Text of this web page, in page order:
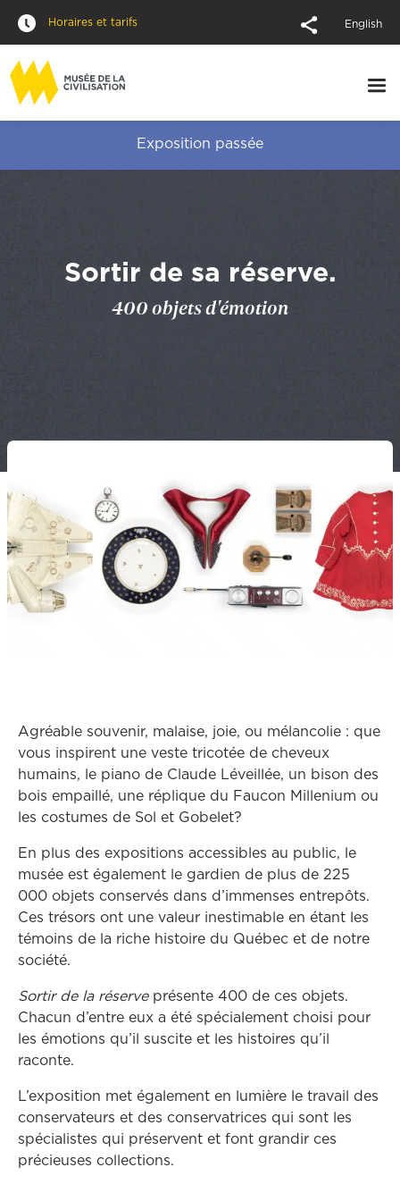
Horaires et tarifs English
Exposition passée
Sortir de sa réserve.
400 objets d'émotion
Agréable souvenir, malaise, joie, ou mélancolie : que
vous inspirent une veste tricotée de cheveux
humains, le piano de Claude Léveillée, un bison des
bois empaillé, une réplique du Faucon Millenium ou
les costumes de Sol et Gobelet?
En plus des expositions accessibles au public, le
musée est également le gardien de plus de 225
000 objets conservés dans d’immenses entrepôts.
Ces trésors ont une valeur inestimable en étant les
témoins de la riche histoire du Québec et de notre
société.
Sortir de la réserveprésente 400 de ces objets.
Chacun d’entre eux a été spécialement choisi pour
les émotions qu’il suscite et les histoires qu’il
raconte.
L’exposition met également en lumière le travail des
conservateurs et des conservatrices qui sont les
spécialistes qui préservent et font grandir ces
précieuses collections.